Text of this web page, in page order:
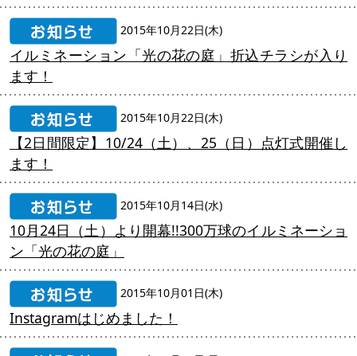
2015年10月22日(木)
イルミネーション「光の花の庭」折込チラシが入り
ます！
2015年10月22日(木)
【2日間限定】10/24（土）、25（日）点灯式開催し
ます！
2015年10月14日(水)
10月24日（土）より開幕!!300万球のイルミネーショ
ン「光の花の庭」
2015年10月01日(木)
Instagramはじめました！